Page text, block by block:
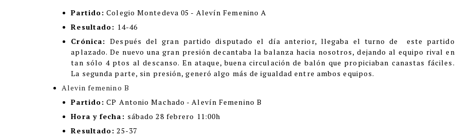
Partido: Colegio Montedeva 05 - Alevín Femenino A
Resultado: 14-46
Crónica:Después del gran partido disputado el día anterior, llegaba el turno de
este partido
aplazado. De nuevo una gran presión decantaba la balanza hacia nosotros, dejando al equipo rival en
tan sólo 4 ptos al descanso. En ataque, buena circulación de balón que propiciaban canastas fáciles.
La segunda parte, sin presión, generó algo más de igualdad entre ambos equipos.
Alevin femenino B
Partido: CP Antonio Machado - Alevín Femenino B
Hora y fecha: sábado 28 febrero 11:00h
Resultado: 25-37